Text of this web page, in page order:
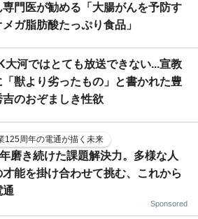
専門医が勧める「大腸がんを予防す
メガ脂肪酸たっぷり食品」
大河ではとても放送できない...宣教
「獣より劣ったもの」と書かれた豊
吉のおぞましき性欲
125周年の電通が描く未来
磨き続けた課題解決力。多様な人
才能を掛け合わせて挑む、これから
通
Sponsored